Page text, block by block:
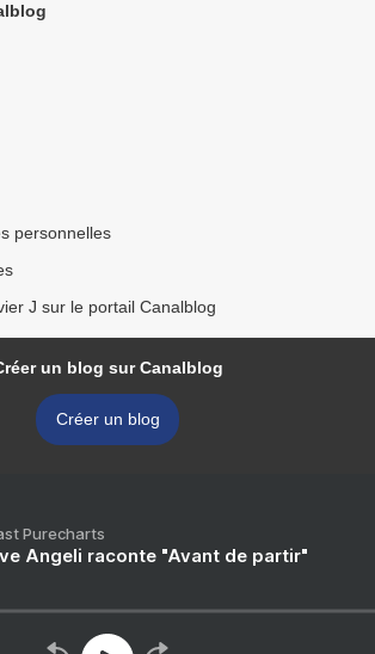
personnelles
J sur le portail Canalblog
un blog sur Canalblog
Créer un blog
Purecharts
Angeli raconte "Avant de partir"